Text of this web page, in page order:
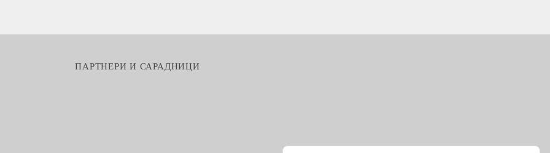
ПАРТНЕРИ И САРАДНИЦИ